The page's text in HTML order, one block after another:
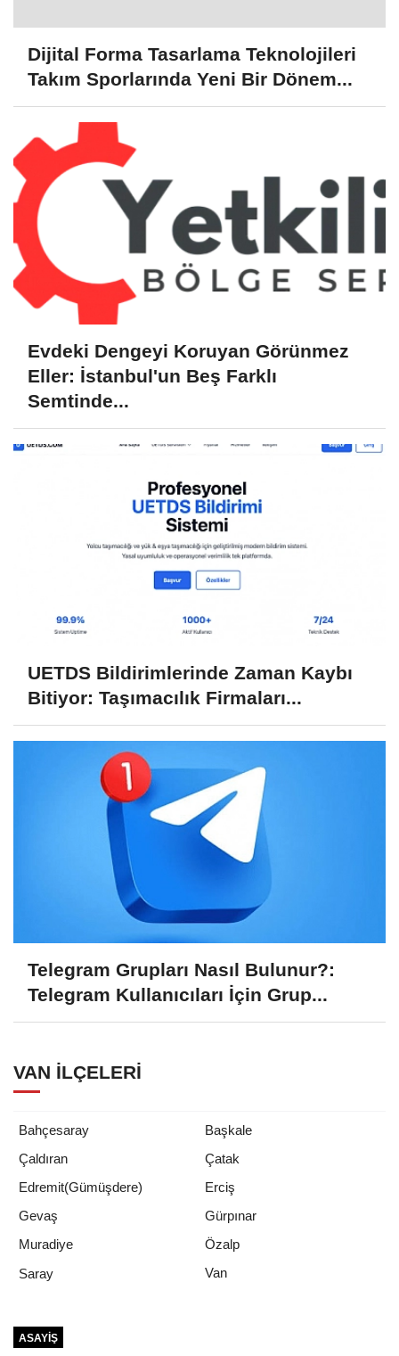
Dijital Forma Tasarlama Teknolojileri
Takım Sporlarında Yeni Bir Dönem...
Evdeki Dengeyi Koruyan Görünmez
Eller: İstanbul'un Beş Farklı
Semtinde...
UETDS Bildirimlerinde Zaman Kaybı
Bitiyor: Taşımacılık Firmaları...
Telegram Grupları Nasıl Bulunur?:
Telegram Kullanıcıları İçin Grup...
VAN İLÇELERI
Bahçesaray
Başkale
Çaldıran
Çatak
Edremit(Gümüşdere)
Erciş
Gevaş
Gürpınar
Muradiye
Özalp
Saray
Van
ASAYIŞ